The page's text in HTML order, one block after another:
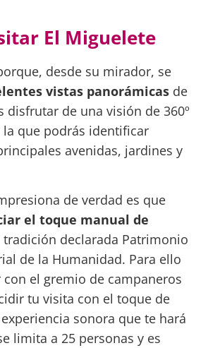
El Miguelete
desde su mirador, se
vistas panorámicas de
disfrutar de una visión de 360º
la que podrás identificar
avenidas, jardines y
de verdad es que
el toque manual de
tradición declarada Patrimonio
de la Humanidad. Para ello
el gremio de campaneros
tu visita con el toque de
sonora que te hará
limita a 25 personas y es